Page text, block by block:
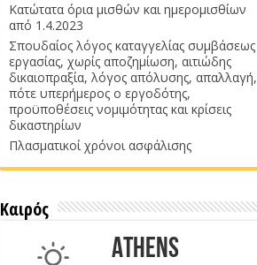
Κατώτατα όρια μισθών και ημερομισθίων
από 1.4.2023
Σπουδαίος λόγος καταγγελίας συμβάσεως
εργασίας, χωρίς αποζημίωση, αιτιώδης
δικαιοπραξία, λόγος απόλυσης, απαλλαγή,
πότε υπερήμερος ο εργοδότης,
προϋποθέσεις νομιμότητας και κρίσεις
δικαστηρίων
Πλασματικοί χρόνοι ασφάλισης
Καιρός
Athens